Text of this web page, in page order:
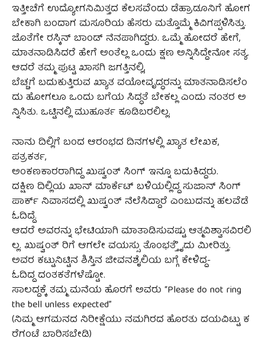
ಇತ್ತೀಚೆಗೆ ಉದ್ಯೋಗನಿಮಿತ್ತದ ಕೆಲಸವೆಂದು ಡೆಹ್ರಾಡೂನಿಗೆ ಹೋಗ
ಬೇಕಾಗಿ ಬಂದಾಗ ಮಸೂರಿಯ ಹೆಸರು ಮತ್ತೊಮ್ಮೆ ಕಿವಿಗಪ್ಪಳಿಸಿತ್ತು.
ಜೊತೆಗೇ ರಸ್ಕಿನ್ ಬಾಂಡ್ ನೆನಪಾಗಿದ್ದರು. ಒಮ್ಮೆ ಹೋದರೆ ಹೇಗೆ,
ಮಾತನಾಡಿಸಿದರೆ ಹೇಗೆ ಅಂತೆಲ್ಲ ಒಂದು ಕ್ಷಣ ಅನ್ನಿಸಿದ್ದೇನೋ ಸತ್ಯ.
ಆದರೆ ತಮ್ಮ ಪುಟ್ಟ ಖಾಸಗಿ ಜಗತ್ತಿನಲ್ಲಿ,
ಬೆಚ್ಚಗೆ ಬದುಕುತ್ತಿರುವ ಖ್ಯಾತ ವಯೋವೃದ್ಧರನ್ನು ಮಾತನಾಡಿಸಲೆಂ
ದು ಹೋಗಲೂ ಒಂದು ಬಗೆಯ ಸಿದ್ಧತೆ ಬೇಕಲ್ಲ ಎಂದು ನಂತರ ಅ
ನ್ನಿಸಿತು. ಒಟ್ಟಿನಲ್ಲಿ ಮುಹೂರ್ತ ಕೂಡಿಬರಲಿಲ್ಲ.
ನಾನು ದಿಲ್ಲಿಗೆ ಬಂದ ಆರಂಭದ ದಿನಗಳಲ್ಲಿ ಖ್ಯಾತ ಲೇಖಕ,
ಪತ್ರಕರ್ತ,
ಅಂಕಣಕಾರರಾಗಿದ್ದ ಖುಷ್ವಂತ್ ಸಿಂಗ್ ಇನ್ನೂ ಬದುಕಿದ್ದರು.
ದಕ್ಷಿಣ ದಿಲ್ಲಿಯ ಖಾನ್ ಮಾರ್ಕೆಟ್ ಬಳಿಯಲ್ಲಿದ್ದ ಸುಜಾನ್ ಸಿಂಗ್
ಪಾರ್ಕ್ ನಿವಾಸದಲ್ಲಿ ಖುಷ್ವಂತ್ ನೆಲೆಸಿದ್ದಾರೆ ಎಂಬುದನ್ನು ಹಲವೆಡೆ
ಓದಿದ್ದೆ.
ಆದರೆ ಅವರನ್ನು ಭೇಟಿಯಾಗಿ ಮಾತಾಡಿಸುವಷ್ಟು ಆತ್ಮವಿಶ್ವಾಸವಿರಲಿ
ಲ್ಲ. ಖುಷ್ವಂತ್ ರಿಗೆ ಆಗಲೇ ವಯಸ್ಸು ತೊಂಭತ್ತೆೈದು ಮೀರಿತ್ತು.
ಅವರ ಕಟ್ಟುನಿಟ್ಟಿನ ಶಿಸ್ತಿನ ಜೀವನಶೈಲಿಯ ಬಗ್ಗೆ ಕೇಳಿದ್ದ-
ಓದಿದ್ದ ದಂತಕತೆಗಳೆಷ್ಟೋ.
ಸಾಲದ್ದಕ್ಕೆ ತಮ್ಮ ಮನೆಯ ಹೊರಗೆ ಅವರು “Please do not ring
the bell unless expected”
(ನಿಮ್ಮ ಆಗಮನದ ನಿರೀಕ್ಷೆಯು ನಮಗಿರದ ಹೊರತು ದಯವಿಟ್ಟು ಕ